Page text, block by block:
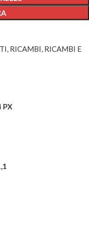
, RICAMBI, RICAMBI E
PX